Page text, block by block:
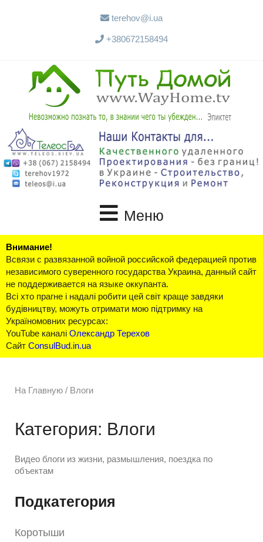
terehov@i.ua
+380672158494
Меню
Внимание!
Всвязи с развязанной войной российской федерацией против
независимого суверенного государства Украина, данный сайт
не поддерживается на языке оккупанта.
Всі хто прагне і надалі робити цей світ краще завдяки
будівництву, можуть отримати мою підтримку на
Україномовних ресурсах:
YouTube каналі Олександр Терехов
Сайт ConsulBud.in.ua
На Главную / Влоги
Категория: Влоги
Видео блоги из жизни, размышления, поездка по
объектам
Подкатегория
Коротыши